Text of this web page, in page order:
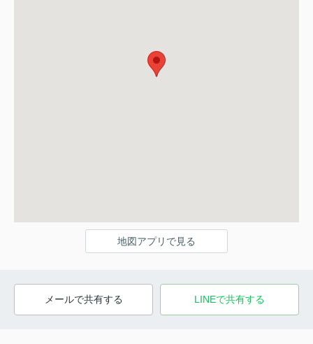
地図アプリで見る
メールで共有する LINEで共有する